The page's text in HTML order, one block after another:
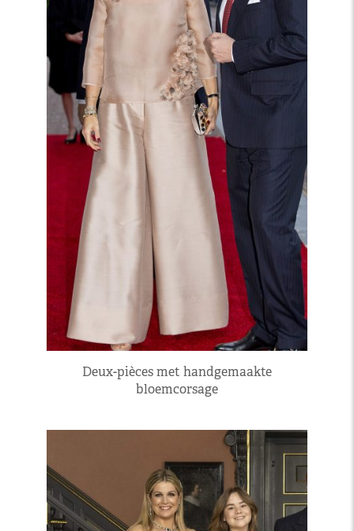
Deux-pièces met handgemaakte
bloemcorsage